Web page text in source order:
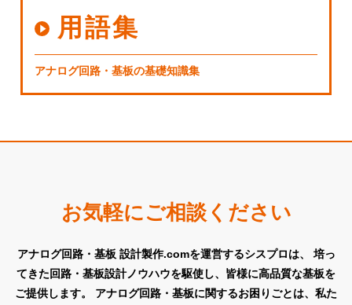
用語集
アナログ回路・基板の基礎知識集
お気軽にご相談ください
アナログ回路・基板 設計製作.comを運営するシスプロは、
培っ
てきた回路・基板設計ノウハウを駆使し、皆様に高品質な基板を
ご提供します。
アナログ回路・基板に関するお困りごとは、私た